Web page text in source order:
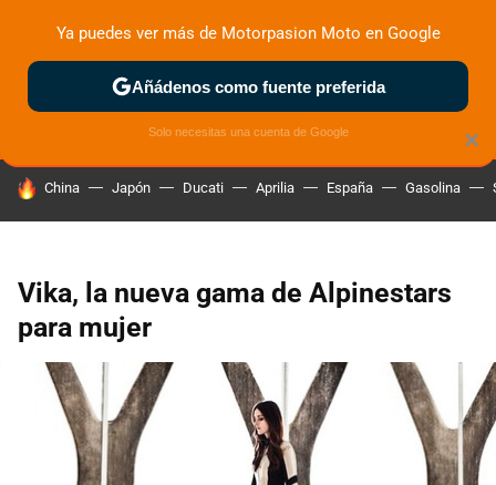
ZONA DE PRUEBAS DEPORTIVAS MOTOS ELÉCTRICAS
HOY SE HABLA DE
China Japón Ducati Aprilia España Gasolina
Vika, la nueva gama de Alpinestars
para mujer
×
Ya puedes ver más de Motorpasion Moto en Google
Añádenos como fuente preferida
Solo necesitas una cuenta de Google